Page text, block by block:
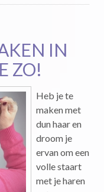
IN
ZO!
Heb je te
maken met
dun haar en
droom je
ervan om een
volle staart
met je haren